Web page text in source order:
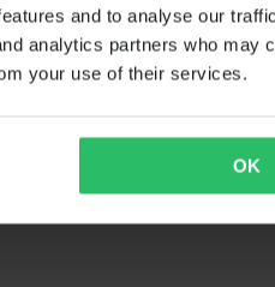
and to analyse our
analytics partners who may
your use of their services.
OK